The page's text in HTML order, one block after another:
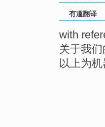
有道翻译
with
关于我
以上为